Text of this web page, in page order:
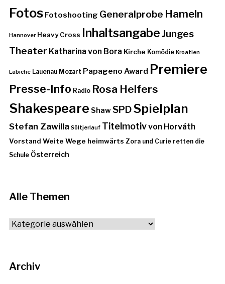
Fotos Fotoshooting Generalprobe Hameln
Hannover Heavy Cross InhaltsangabeJunges
Theater Katharina von Bora Kirche Komödie Kroatien
Labiche Lauenau Mozart Papageno Award Premiere
Presse-Info Radio Rosa Helfers
Shakespeare ShawSPDSpielplan
Stefan Zawilla Söltjerlauf Titelmotivvon Horváth
Vorstand Weite Wege heimwärts Zora und Curie retten die
Schule Österreich
Alle Themen
Alle
Archiv